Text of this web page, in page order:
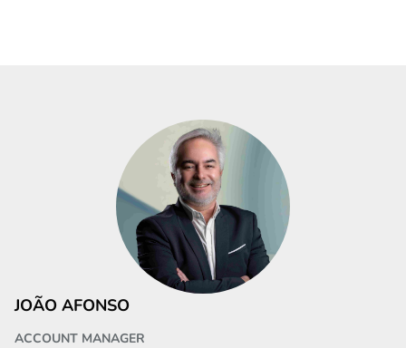
JOÃO AFONSO
ACCOUNT MANAGER